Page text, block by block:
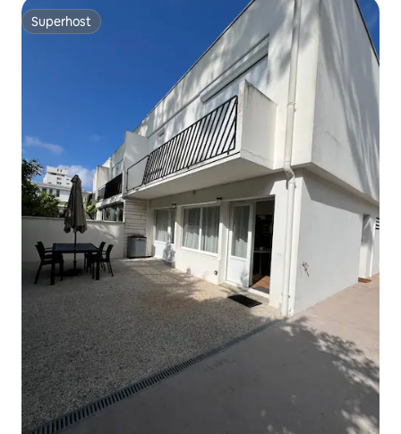
Superhost
Superhost